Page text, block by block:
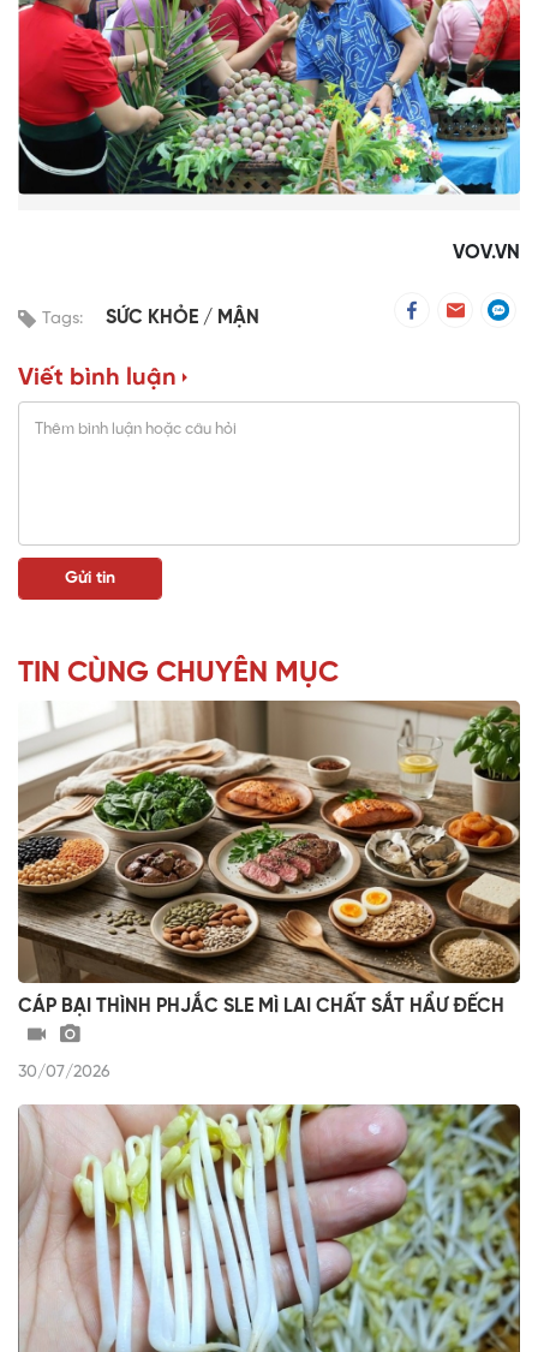
VOV.VN
Tags: SỨC KHỎE MẬN
Viết bình luận
TIN CÙNG CHUYÊN MỤC
CÁP BẠI THÌNH PHJẮC SLE MÌ LAI CHẤT SẮT HẨƯ ĐẾCH
30/07/2026